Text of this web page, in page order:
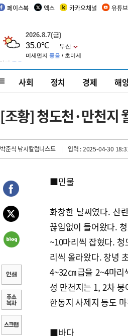
페이스북 엑스 카카오채널 유튜브
사회 정치 경제 해
[조황] 청도천·만천지
박춘식 낚시칼럼니스트 | 입력 : 2025-04-30
■민물
화창한 날씨였다. 산
끊임없이 들어왔다.
~10마리씩 잡혔다.
리씩 올라왔다. 창녕
4~32㎝급을 2~4마리
성 만천지는 1, 2차
한동지 사제지 등도
■바다